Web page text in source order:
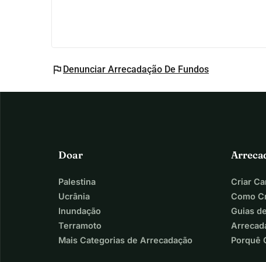
flag Denunciar Arrecadação De Fundos
Doar
Palestina
Ucrânia
Inundação
Terramoto
Mais Categorias de Arrecadação
Criar
Como
Guias
Porquê